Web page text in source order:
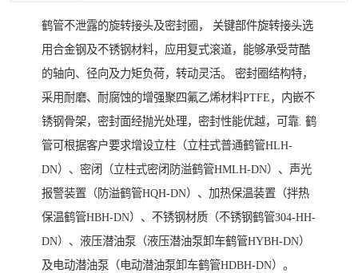
鹤管不泄露的旋转接头及密封圈， 关键部件旋转接头选
用合金钢及不锈钢材料，应用复式滚道，能够承受苛酷
的轴向、径向及力矩负荷，转动灵活。 密封圈结构特，
采用耐磨、耐腐蚀的增强聚四氟乙烯材料PTFE，内嵌不
锈钢骨架，密封面经抛光处理，密封性能优越，可靠. 鹤
管可根据客户要求增设立柱（立柱式普通鹤管HLH-
DN）、密闭（立柱式密闭防溢鹤管HMLH-DN）、声光
报警装置（防溢鹤管HQH-DN）、加热保温装置（拌热
保温鹤管HBH-DN）、不锈钢材质（不锈钢鹤管304-HH-
DN）、液压潜油泵（液压潜油泵卸车鹤管HYBH-DN）
及电动潜油泵（电动潜油泵卸车鹤管HDBH-DN）。